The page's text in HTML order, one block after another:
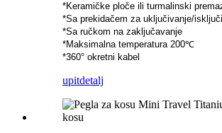
*Keramičke ploče ili turmalinski
*Sa prekidačem za uključivanje/
*Sa ručkom na zaključavanje
*Maksimalna temperatura 200℃
*360° okretni kabel
upitdetalj